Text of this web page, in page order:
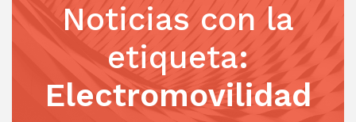
Noticias con la
etiqueta:
Electromovilidad